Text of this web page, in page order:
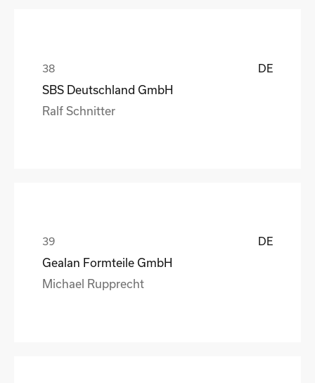
DE
SBS Deutschland GmbH
Ralf Schnitter
DE
Gealan Formteile GmbH
Michael Rupprecht